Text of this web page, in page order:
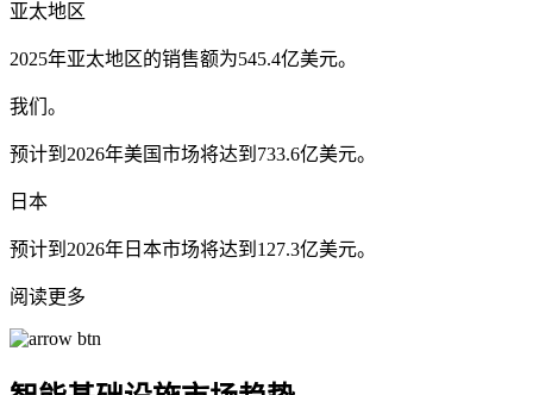
亚太地区
2025年亚太地区的销售额为545.4亿美元。
我们。
预计到2026年美国市场将达到733.6亿美元。
日本
预计到2026年日本市场将达到127.3亿美元。
阅读更多